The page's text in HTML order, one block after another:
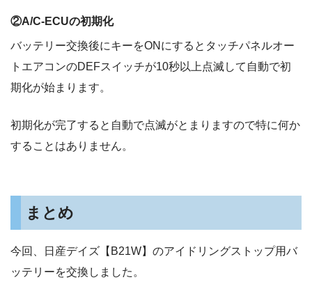
②A/C-ECUの初期化
バッテリー交換後にキーをONにするとタッチパネルオー
トエアコンのDEFスイッチが10秒以上点滅して自動で初
期化が始まります。
初期化が完了すると自動で点滅がとまりますので特に何か
することはありません。
まとめ
今回、日産デイズ【B21W】のアイドリングストップ用バ
ッテリーを交換しました。